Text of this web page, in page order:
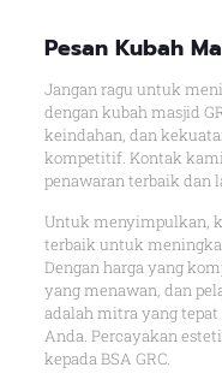
Pesan Kubah
Jangan ragu untuk
dengan kubah masjid
keindahan, dan
kompetitif. Kontak
penawaran terbaik dan
Untuk menyimpulkan,
terbaik untuk
Dengan harga yang
yang menawan, dan
adalah mitra yang
Anda. Percayakan
kepada BSA GRC.